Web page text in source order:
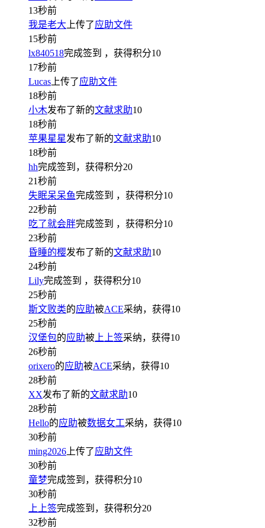
13秒前
我是老大 上传了应助文件
15秒前
lx840518完成签到 ，获得积分10
17秒前
Lucas 上传了应助文件
18秒前
小木发布了新的文献求助10
18秒前
苹果星星发布了新的文献求助10
18秒前
hh完成签到，获得积分20
21秒前
失眠呆呆鱼完成签到 ，获得积分10
22秒前
吃了就会胖完成签到 ，获得积分10
23秒前
昏睡的樱发布了新的文献求助10
24秒前
Lily完成签到 ，获得积分10
25秒前
斯文败类的应助被ACE采纳，获得10
25秒前
汉堡包的应助被 上上签采纳，获得10
26秒前
orixero的应助被ACE采纳，获得10
28秒前
XX发布了新的文献求助10
28秒前
Hello的应助被数据女工采纳，获得10
30秒前
ming2026 上传了应助文件
30秒前
童梦完成签到，获得积分10
30秒前
上上签完成签到，获得积分20
32秒前